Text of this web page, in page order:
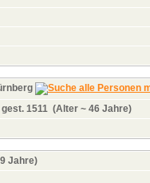
gest. 1511 (Alter ~ 46 Jahre)
Jahre)